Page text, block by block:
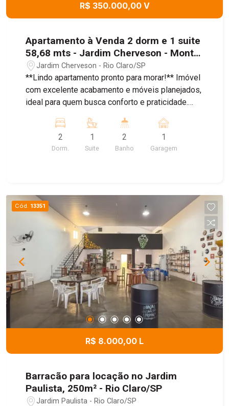
R$ 350.000,00 V
Apartamento à Venda 2 dorm e 1 suite
58,68 mts - Jardim Cherveson - Monte
Verde Residencial
Jardim Cherveson - Rio Claro/SP
**Lindo apartamento pronto para morar!** Imóvel
com excelente acabamento e móveis planejados,
ideal para quem busca conforto e praticidade.
estar e jantar integradas, cozinha equipada com
cooktop e forno embutido, área de serviço e uma
sacada. O apartamento conta com móveis
banheiros já possuem box instalados,
proporcionando ainda mais comodidade para o
novo proprietário. Uma excelente oportunidade
para quem deseja adquirir um imóvel completo e
pronto para morar.
2
Dorm.
1
Suite
2
Banho
1
Garagem
Cód. 13351
R$ 8.000,00 L
Barracão para locação no Jardim
Paulista, 250m² - Rio Claro/SP
Jardim Paulista - Rio Claro/SP